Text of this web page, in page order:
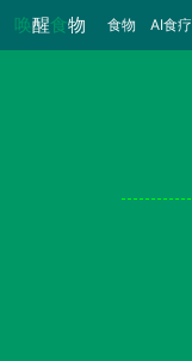
唤醒食物 食物 （当前）
AI食疗